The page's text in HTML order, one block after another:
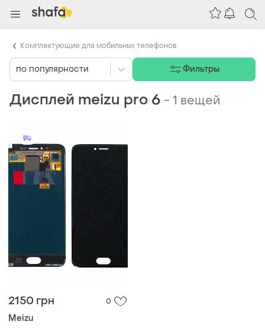
Дисплей meizu pro 6 -1 вещей
2150 грн 0
Meizu
по популярности Фильтры
Комплектующие для мобильных телефонов